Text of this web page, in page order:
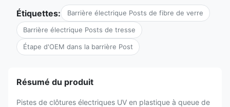
Étiquettes: Barrière électrique Posts de fibre de verre
Barrière électrique Posts de tresse
Étape d'OEM dans la barrière Post
Résumé du produit
Pistes de clôtures électriques UV en plastique à queue de